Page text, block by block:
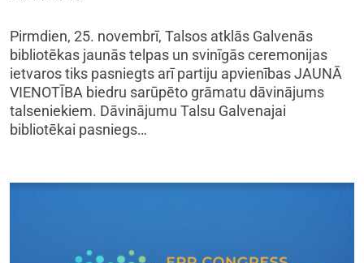
Pirmdien, 25. novembrī, Talsos atklās Galvenās
bibliotēkas jaunās telpas un svinīgās ceremonijas
ietvaros tiks pasniegts arī partiju apvienības JAUNĀ
VIENOTĪBA biedru sarūpēto grāmatu dāvinājums
talseniekiem. Dāvinājumu Talsu Galvenajai
bibliotēkai pasniegs…